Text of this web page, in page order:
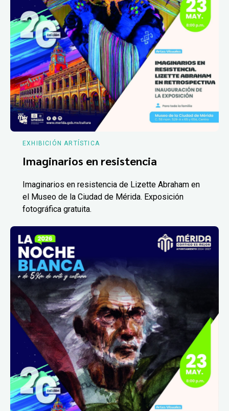
EXHIBICIÓN ARTÍSTICA
Imaginarios en resistencia
Imaginarios en resistencia de Lizette Abraham en
el Museo de la Ciudad de Mérida. Exposición
fotográfica gratuita.